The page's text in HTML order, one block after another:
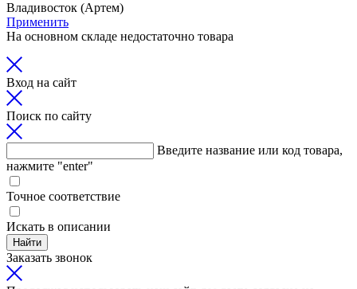
Владивосток (Артем)
Применить
На основном складе недостаточно товара
Вход на сайт
Поиск по сайту
Введите название или код товара,
нажмите "enter"
Точное соответствие
Искать в описании
Найти
Заказать звонок